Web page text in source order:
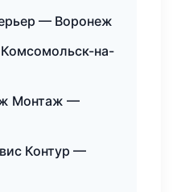
— Воронеж
на-
Монтаж —
Контур —